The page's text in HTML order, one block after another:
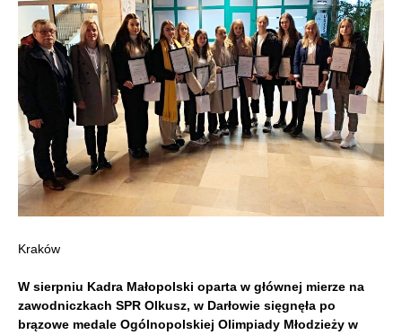
Kraków
W sierpniu Kadra Małopolski oparta w głównej mierze na
zawodniczkach SPR Olkusz, w Darłowie sięgnęła po
brązowe medale Ogólnopolskiej Olimpiady Młodzieży w